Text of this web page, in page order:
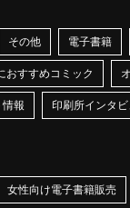
その他 電子書籍
おすすめコミック
報 印刷所インタ
女性向け電子書籍販売